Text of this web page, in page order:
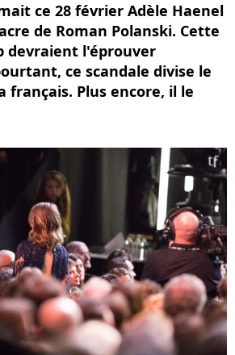
ce 28 février Adèle Haenel
de Roman Polanski. Cette
devraient l'éprouver
ce scandale divise le
français. Plus encore, il le